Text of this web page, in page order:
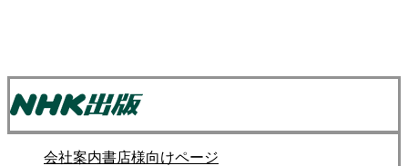
会社案内書店様向けページ